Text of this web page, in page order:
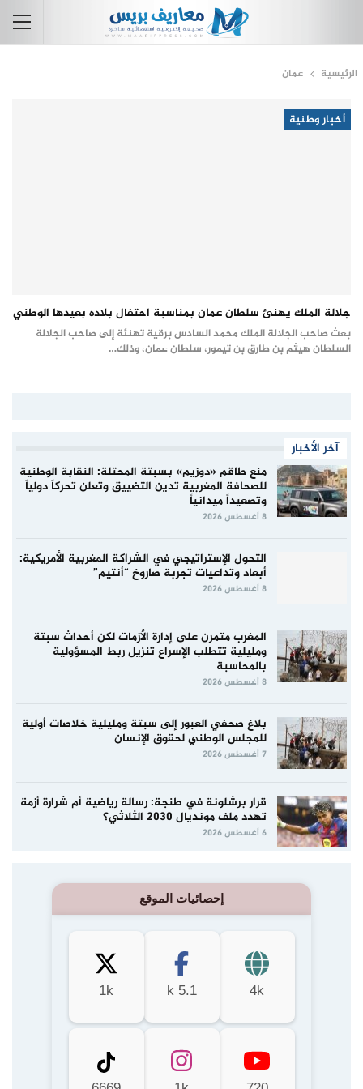
الرئيسية عمان
أخبار وطنية
جلالة الملك يهنئ سلطان عمان بمناسبة احتفال بلاده بعيدها الوطني
بعث صاحب الجلالة الملك محمد السادس برقية تهنئة إلى صاحب الجلالة
السلطان هيثم بن طارق بن تيمور، سلطان عمان، وذلك…
آخر الأخبار
منع طاقم «دوزيم» بسبتة المحتلة: النقابة الوطنية
للصحافة المغربية تدين التضييق وتعلن تحركاً دولياً
وتصعيداً ميدانياً
8 أغسطس 2026
التحول الإستراتيجي في الشراكة المغربية الأمريكية:
أبعاد وتداعيات تجربة صاروخ “أنتيم”
8 أغسطس 2026
المغرب متمرن على إدارة الأزمات لكن أحداث سبتة
ومليلية تتطلب الإسراع تنزيل ربط المسؤولية
بالمحاسبة
8 أغسطس 2026
بلاغ صحفي العبور إلى سبتة ومليلية خلاصات أولية
للمجلس الوطني لحقوق الإنسان
7 أغسطس 2026
قرار برشلونة في طنجة: رسالة رياضية أم شرارة أزمة
تهدد ملف مونديال 2030 الثلاثي؟
6 أغسطس 2026
إحصائيات الموقع
4k
5.1 k
1k